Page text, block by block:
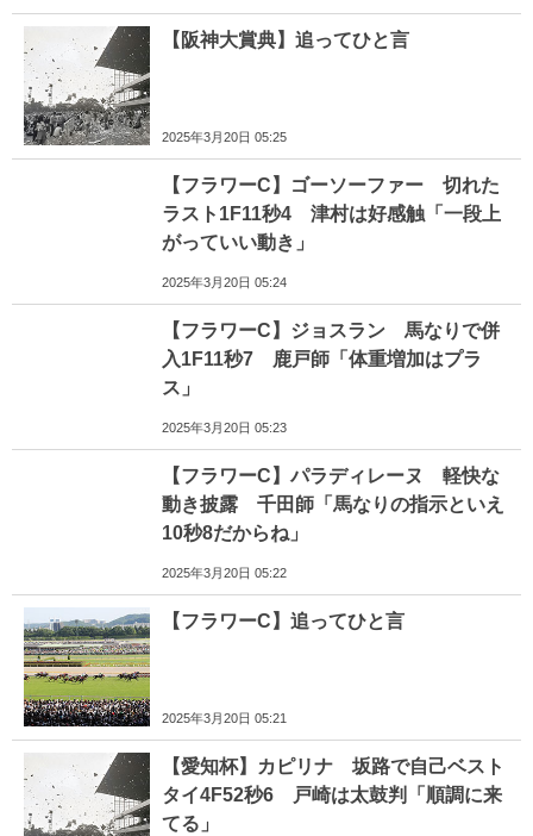
【阪神大賞典】追ってひと言
2025年3月20日 05:25
【フラワーC】ゴーソーファー 切れた
ラスト1F11秒4 津村は好感触「一段上
がっていい動き」
2025年3月20日 05:24
【フラワーC】ジョスラン 馬なりで併
入1F11秒7 鹿戸師「体重増加はプラ
ス」
2025年3月20日 05:23
【フラワーC】パラディレーヌ 軽快な
動き披露 千田師「馬なりの指示といえ
10秒8だからね」
2025年3月20日 05:22
【フラワーC】追ってひと言
2025年3月20日 05:21
【愛知杯】カピリナ 坂路で自己ベスト
タイ4F52秒6 戸崎は太鼓判「順調に来
てる」